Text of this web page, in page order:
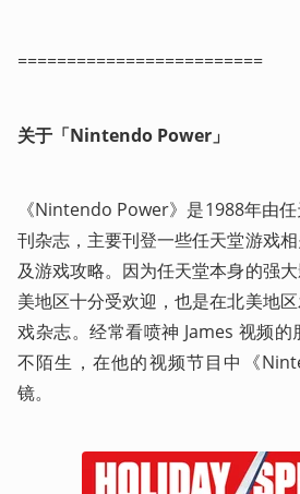
=========================
关于「Nintendo Power」
《Nintendo Power》是1988年由
刊杂志，主要刊登一些任天堂游戏
及游戏攻略。因为任天堂本身的强
美地区十分受欢迎，也是在北美地
戏杂志。经常看喷神 James 视频
不陌生，在他的视频节目中《
镜。